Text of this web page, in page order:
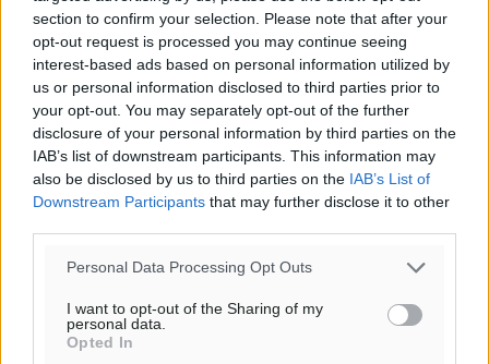
section to confirm your selection. Please note that after your
opt-out request is processed you may continue seeing
interest-based ads based on personal information utilized by
us or personal information disclosed to third parties prior to
your opt-out. You may separately opt-out of the further
disclosure of your personal information by third parties on the
IAB’s list of downstream participants. This information may
also be disclosed by us to third parties on the IAB’s List of
Downstream Participants that may further disclose it to other
Personal Data Processing Opt Outs
I want to opt-out of the Sharing of my
personal data.
Opted In